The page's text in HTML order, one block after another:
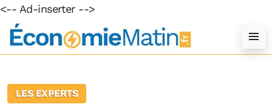
<-- Ad-inserter -->
LES EXPERTS